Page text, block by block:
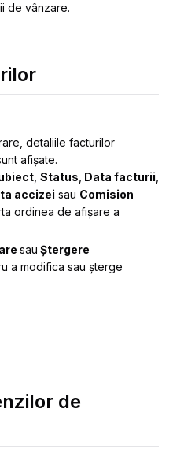
de vânzare.
, detaliile facturilor
afișate.
Status Data facturii
accizei sau Comision
ordinea de afișare a
sau Ștergere
a modifica sau șterge
de